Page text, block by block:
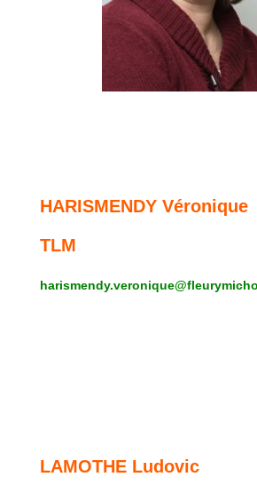
HARISMENDY Véronique
TLM
harismendy.veronique
LAMOTHE Ludovic